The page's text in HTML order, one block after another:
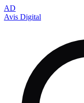
AD
Avis Digital